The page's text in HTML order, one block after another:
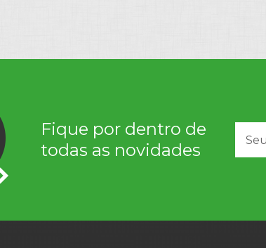
Fique por dentro de
todas as novidades